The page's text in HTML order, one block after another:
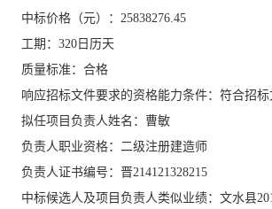
中标价格（元）： 25838276.45
工期： 320日历天
质量标准：合格
响应招标文件要求的资格能力条件：符合招
拟任项目负责人姓名：曹敏
负责人职业资格：二级注册建造师
负责人证书编号：晋214121328215
中标候选人及项目负责人类似业绩：文水县